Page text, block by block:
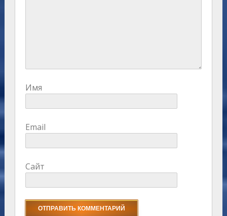
Имя
Email
Сайт